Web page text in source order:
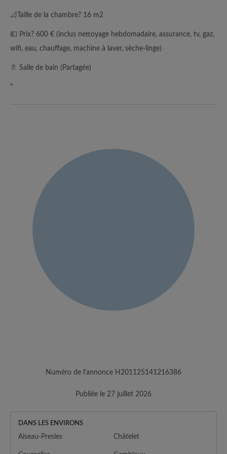
📐Taille de la chambre? 16 m2
💶 Prix? 600 € (inclus nettoyage hebdomadaire, assurance, tv, gaz,
wifi, eau, chauffage, machine à laver, sèche-linge)
🚿 Salle de bain (Partagée)
"
Numéro de l'annonce H201125141216386
Publiée le 27 juillet 2026
DANS LES ENVIRONS
Aiseau-Presles Châtelet